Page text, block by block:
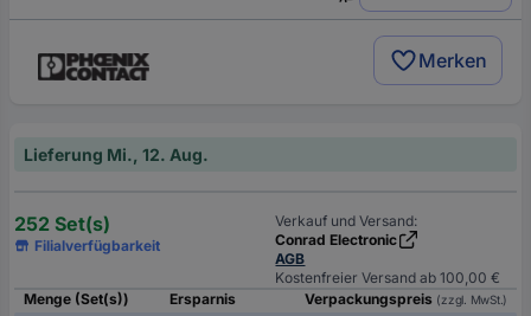
Merken
Lieferung Mi., 12. Aug.
252 Set(s)
Filialverfügbarkeit
Verkauf und Versand:
Conrad Electronic
AGB
Kostenfreier Versand ab 100,00 €
Menge (Set(s))
Ersparnis Verpackungspreis (zzgl. MwSt.)